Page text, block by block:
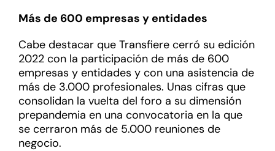
Más de 600 empresas y entidades
Cabe destacar que Transfiere cerró su edición
2022 con la participación de más de 600
empresas y entidades y con una asistencia de
más de 3.000 profesionales. Unas cifras que
consolidan la vuelta del foro a su dimensión
prepandemia en una convocatoria en la que
se cerraron más de 5.000 reuniones de
negocio.